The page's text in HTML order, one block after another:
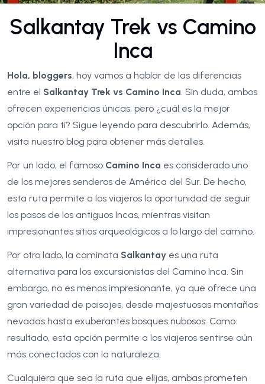
Salkantay Trek vs Camino
Inca
Hola, bloggers, hoy vamos a hablar de las diferencias
entre el Salkantay Trek vs Camino Inca . Sin duda, ambos
ofrecen experiencias únicas, pero ¿cuál es la mejor
opción para ti? Sigue leyendo para descubrirlo. Además,
visita nuestro blog para obtener más detalles.
Por un lado, el famoso Camino Inca es considerado uno
de los mejores senderos de América del Sur. De hecho,
esta ruta permite a los viajeros la oportunidad de seguir
los pasos de los antiguos Incas, mientras visitan
impresionantes sitios arqueológicos a lo largo del camino.
Por otro lado, la caminata Salkantay es una ruta
alternativa para los excursionistas del Camino Inca. Sin
embargo, no es menos impresionante, ya que ofrece una
gran variedad de paisajes, desde majestuosas montañas
nevadas hasta exuberantes bosques nubosos. Como
resultado, esta opción permite a los viajeros sentirse aún
más conectados con la naturaleza.
Cualquiera que sea la ruta que elijas, ambas prometen